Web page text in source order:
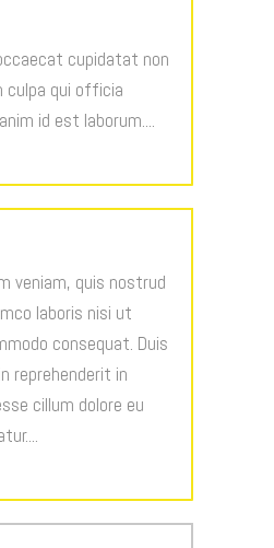
cupidatat non
culpa qui officia
id est laborum....
veniam, quis nostrud
laboris nisi ut
consequat. Duis
reprehenderit in
cillum dolore eu